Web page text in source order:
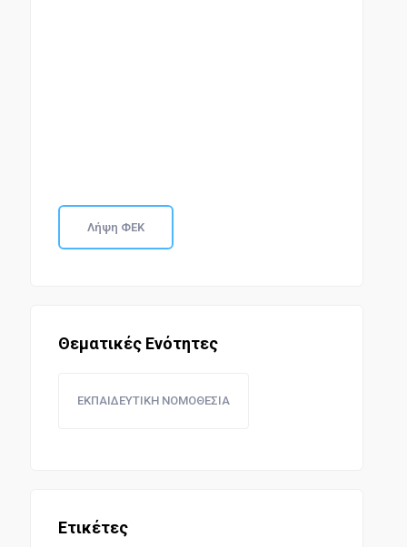
Λήψη ΦΕΚ
Θεματικές Ενότητες
ΕΚΠΑΙΔΕΥΤΙΚΗ ΝΟΜΟΘΕΣΙΑ
Ετικέτες